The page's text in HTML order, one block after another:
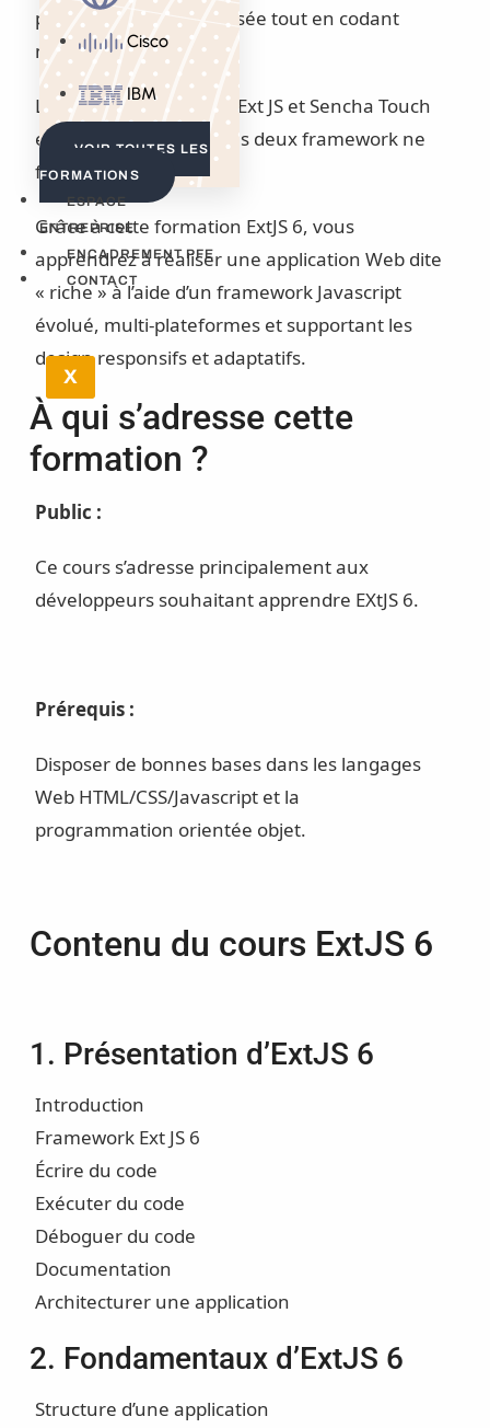
Cisco
IBM
VOIR TOUTES LES
FORMATIONS
ESPACE
ENTREPRISE
ENCADREMENT PFE
CONTACT
X
produire une UE optimisée tout en codant
moins.
Le processus de fusion Ext JS et Sencha Touch
est arrivé à termes et les deux framework ne
font plus qu’un.
Grâce à cette formation ExtJS 6, vous
apprendrez à réaliser une application Web dite
« riche » à l’aide d’un framework Javascript
évolué, multi-plateformes et supportant les
design responsifs et adaptatifs.
À qui s’adresse cette
formation ?
Public :
Ce cours s’adresse principalement aux
développeurs souhaitant apprendre EXtJS 6.
Prérequis :
Disposer de bonnes bases dans les langages
Web HTML/CSS/Javascript et la
programmation orientée objet.
Contenu du cours ExtJS 6
1. Présentation d’ExtJS 6
Introduction
Framework Ext JS 6
Écrire du code
Exécuter du code
Déboguer du code
Documentation
Architecturer une application
2. Fondamentaux d’ExtJS 6
Structure d’une application